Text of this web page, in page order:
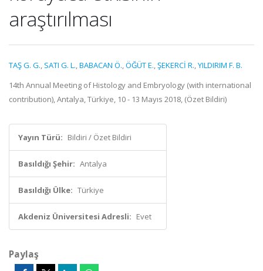
araştırılması
TAŞ G. G., SATI G. L.,BABACAN Ö.,ÖĞÜT E.,ŞEKERCİ R.,YILDIRIM F. B.
14th Annual Meeting of Histology and Embryology (with international
contribution), Antalya, Türkiye, 10 - 13 Mayıs 2018, (Özet Bildiri)
Yayın Türü: Bildiri / Özet Bildiri
Basıldığı Şehir: Antalya
Basıldığı Ülke: Türkiye
Akdeniz Üniversitesi Adresli: Evet
Paylaş